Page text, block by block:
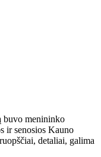
buvo menininko
ir senosios Kauno
detaliai, galima